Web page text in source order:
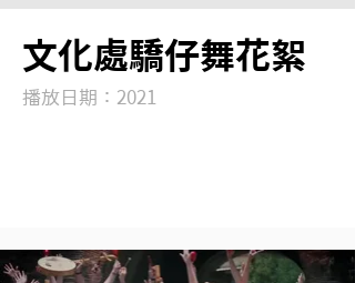
文化處驕仔舞花絮
播放日期：2021